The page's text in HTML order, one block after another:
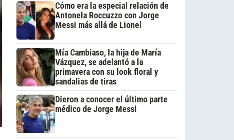
Cómo era la especial relación de
Antonela Roccuzzo con Jorge
Messi más allá de Lionel
Mía Cambiaso, la hija de María
Vázquez, se adelantó a la
primavera con su look floral y
sandalias de tiras
Dieron a conocer el último parte
médico de Jorge Messi